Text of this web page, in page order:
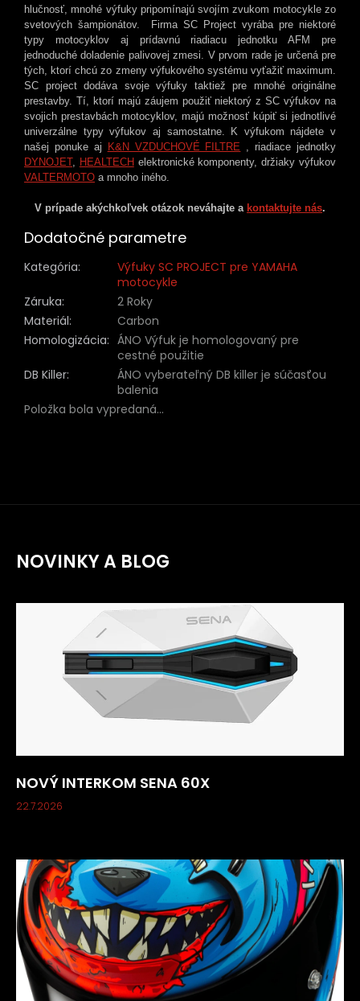
hlučnosť, mnohé výfuky pripomínajú svojím zvukom motocykle zo
svetových šampionátov. Firma SC Project vyrába pre niektoré
typy motocyklov aj prídavnú riadiacu jednotku AFM pre
jednoduché doladenie palivovej zmesi. V prvom rade je určená pre
tých, ktorí chcú zo zmeny výfukového systému vyťažiť maximum.
SC project dodáva svoje výfuky taktiež pre mnohé originálne
prestavby. Tí, ktorí majú záujem použiť niektorý z SC výfukov na
svojich prestavbách motocyklov, majú možnosť kúpiť si jednotlivé
univerzálne typy výfukov aj samostatne. K výfukom nájdete v
našej ponuke aj K&N VZDUCHOVÉ FILTRE , riadiace jednotky
DYNOJET, HEALTECHelektronické komponenty, držiaky výfukov
VALTERMOTO a mnoho iného.
V prípade akýchkoľvek otázok neváhajte a kontaktujte nás.
Dodatočné parametre
Kategória:
Výfuky SC PROJECT pre YAMAHA
motocykle
Záruka:
2 Roky
Materiál:
Carbon
Homologizácia: ÁNO Výfuk je homologovaný pre
cestné použitie
DB Killer:
ÁNO vyberateľný DB killer je súčasťou
balenia
Položka bola vypredaná…
NOVINKY A BLOG
NOVÝ INTERKOM SENA 60X
22.7.2026